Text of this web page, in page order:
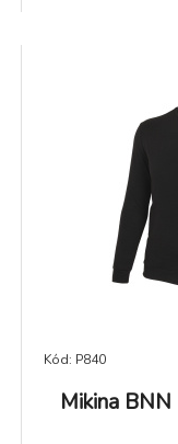
Kód: P840
Mikina